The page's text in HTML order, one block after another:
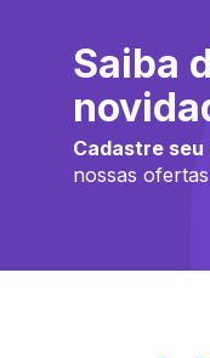
Saiba
Cadastre seu
nossas